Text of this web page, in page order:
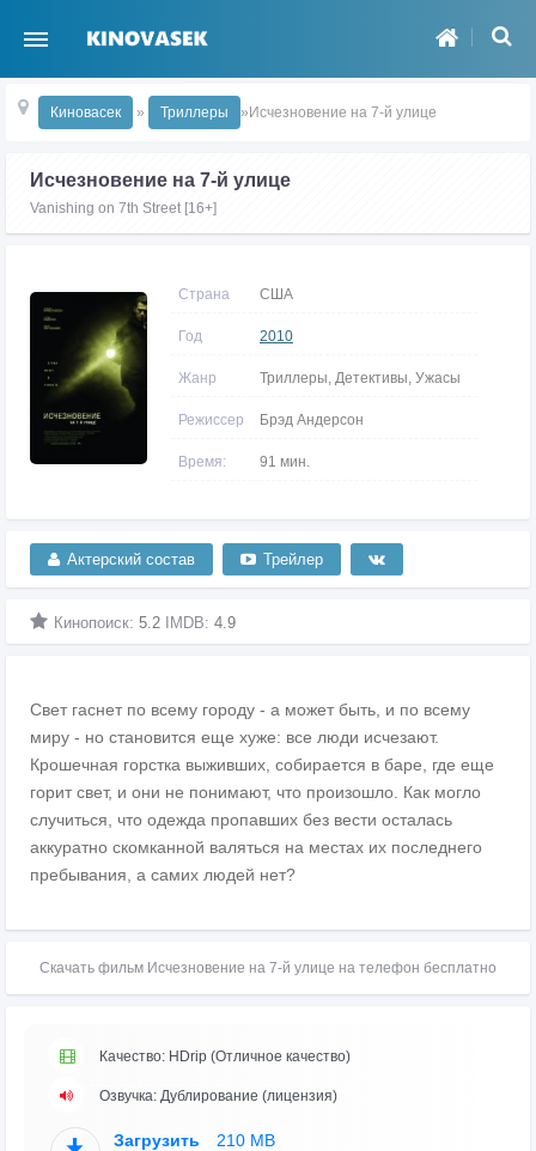
Киновасек » Триллеры »Исчезновение на 7-й улице
Исчезновение на 7-й улице
Vanishing on 7th Street [16+]
Страна США
Год 2010
Жанр Триллеры, Детективы, Ужасы
Режиссер Брэд Андерсон
Время: 91 мин.
Актерский состав Трейлер
Кинопоиск: 5.2 IMDB: 4.9
Свет гаснет по всему городу - а может быть, и по всему
миру - но становится еще хуже: все люди исчезают.
Крошечная горстка выживших, собирается в баре, где еще
горит свет, и они не понимают, что произошло. Как могло
случиться, что одежда пропавших без вести осталась
аккуратно скомканной валяться на местах их последнего
пребывания, а самих людей нет?
Скачать фильм Исчезновение на 7-й улице на телефон бесплатно
Качество: HDrip (Отличное качество)
Озвучка: Дублирование (лицензия)
Загрузить 210 MB